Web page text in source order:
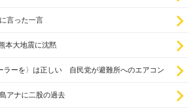
言った一言
本大地震に沈黙
ラーを〉は正しい 自民党が避難所へのエアコン
アナに二股の過去